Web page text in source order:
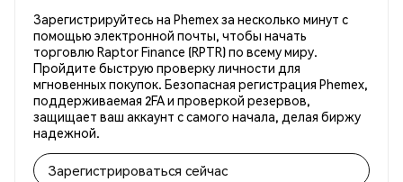
Зарегистрируйтесь на Phemex за несколько минут с
помощью электронной почты, чтобы начать
торговлю Raptor Finance (RPTR) по всему миру.
Пройдите быструю проверку личности для
мгновенных покупок. Безопасная регистрация Phemex,
поддерживаемая 2FA и проверкой резервов,
защищает ваш аккаунт с самого начала, делая биржу
надежной.
Зарегистрироваться сейчас